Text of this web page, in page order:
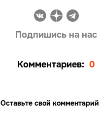
Подпишись на нас
Комментариев: 0
Оставьте свой комментарий